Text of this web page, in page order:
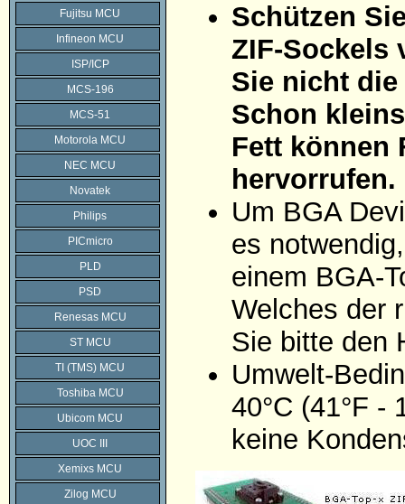
Fujitsu MCU
Infineon MCU
ISP/ICP
MCS-196
MCS-51
Motorola MCU
NEC MCU
Novatek
Philips
PICmicro
PLD
PSD
Renesas MCU
ST MCU
TI (TMS) MCU
Toshiba MCU
Ubicom MCU
UOC III
Xemixs MCU
Zilog MCU
Schützen
ZIF-Sockels
Sie nicht
Schon
Fett können
hervorrufen.
Um BGA
es
einem BGA-
Welches der
Sie bitte den
Umwelt-
40°C (41°F -
keine